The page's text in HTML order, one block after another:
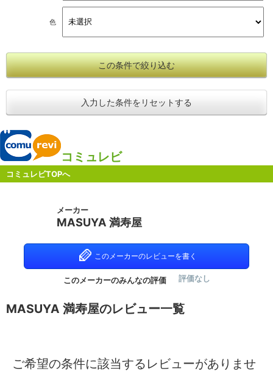
色
この条件で絞り込む
入力した条件をリセットする
コミュレビ
コミュレビTOPへ
メーカー
MASUYA 満寿屋
このメーカーのレビューを書く
このメーカーのみんなの評価 評価なし
MASUYA 満寿屋のレビュー一覧
ご希望の条件に該当するレビューがありませ